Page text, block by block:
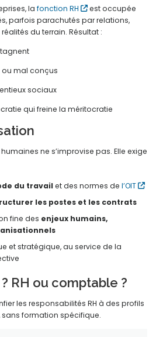
la fonction RH
est occupée
parfois parachutés par relations,
du terrain. Résultat :
ou mal conçus
sociaux
qui freine la méritocratie
ne s’improvise pas. Elle exige
du travailet des normes de l’OIT
les postes et les contrats
fine des enjeux humains,
et stratégique, au service de la
RH ou comptable ?
les responsabilités RH à des profils
formation spécifique.